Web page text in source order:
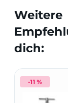
Weitere
dich:
-11 %